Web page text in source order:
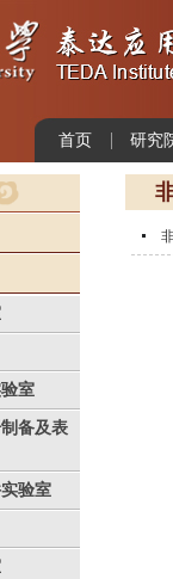
首页 研究
室
备及表
验室